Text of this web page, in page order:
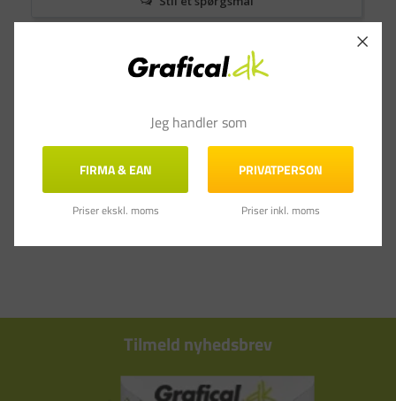
Tilmeld nyhedsbrev
Jeg handler som
FIRMA & EAN
Priser ekskl. moms
PRIVATPERSON
Priser inkl. moms